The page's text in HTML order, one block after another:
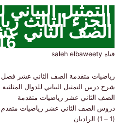
البياني
الثالث
16
متقدمة الصف الثاني عشر فصل
التمثيل البياني للدوال المثلثية
الثاني عشر رياضيات متقدمة
الصف الثاني عشر رياضيات متقدم